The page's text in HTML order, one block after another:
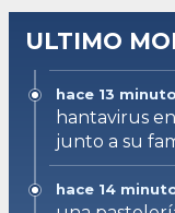
ULTIMO
hace 13
hantavirus
junto a su
hace 14